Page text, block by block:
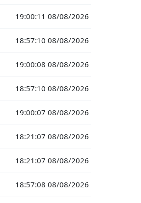
19:00:11 08/08/2026
18:57:10 08/08/2026
19:00:08 08/08/2026
18:57:10 08/08/2026
19:00:07 08/08/2026
18:21:07 08/08/2026
18:21:07 08/08/2026
18:57:08 08/08/2026